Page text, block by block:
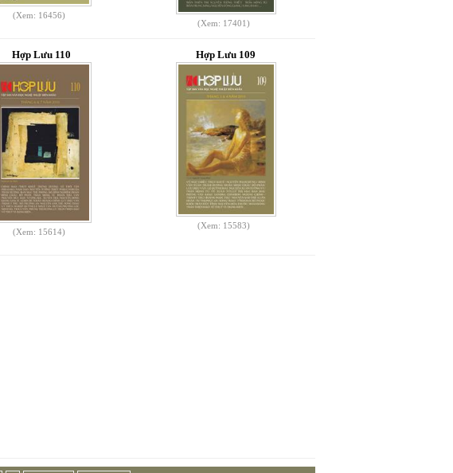
(Xem: 16456)
(Xem: 17401)
Hợp Lưu 110
(Xem: 15614)
Hợp Lưu 109
(Xem: 15583)